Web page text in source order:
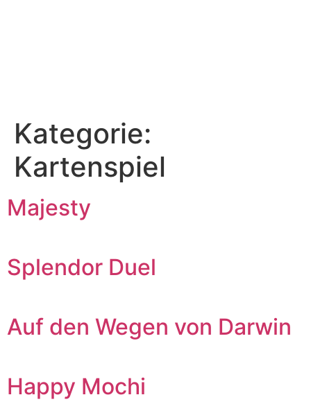
Kategorie:
Kartenspiel
Majesty
Splendor Duel
Auf den Wegen von Darwin
Happy Mochi